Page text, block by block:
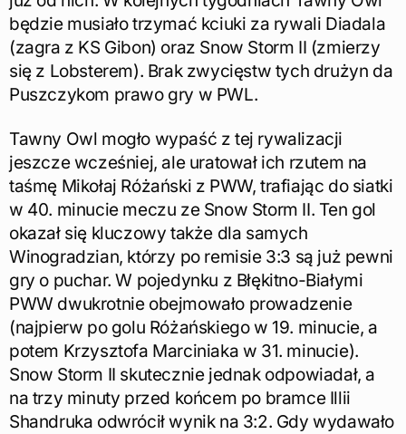
będzie musiało trzymać kciuki za rywali Diadala
(zagra z KS Gibon) oraz Snow Storm II (zmierzy
się z Lobsterem). Brak zwycięstw tych drużyn da
Puszczykom prawo gry w PWL.
Tawny Owl mogło wypaść z tej rywalizacji
jeszcze wcześniej, ale uratował ich rzutem na
taśmę Mikołaj Różański z PWW, trafiając do siatki
w 40. minucie meczu ze Snow Storm II. Ten gol
okazał się kluczowy także dla samych
Winogradzian, którzy po remisie 3:3 są już pewni
gry o puchar. W pojedynku z Błękitno-Białymi
PWW dwukrotnie obejmowało prowadzenie
(najpierw po golu Różańskiego w 19. minucie, a
potem Krzysztofa Marciniaka w 31. minucie).
Snow Storm II skutecznie jednak odpowiadał, a
na trzy minuty przed końcem po bramce Illii
Shandruka odwrócił wynik na 3:2. Gdy wydawało